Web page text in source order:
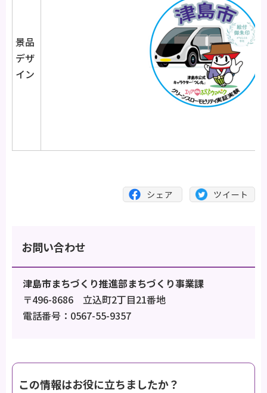
景品
デザ
イン
お問い合わせ
津島市まちづくり推進部まちづくり事業課
〒496-8686 立込町2丁目21番地
電話番号：0567-55-9357
この情報はお役に立ちましたか？